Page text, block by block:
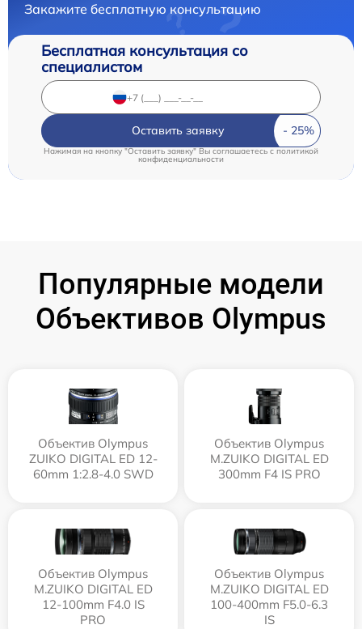
Закажите бесплатную консультацию
Бесплатная консультация со
специалистом
Оставить заявку
Нажимая на кнопку "Оставить заявку" Вы соглашаетесь c политикой
конфиденциальности
Популярные модели
Объективов Olympus
Объектив Olympus
ZUIKO DIGITAL ED 12-
60mm 1:2.8-4.0 SWD
Объектив Olympus
M.ZUIKO DIGITAL ED
300mm F4 IS PRO
Объектив Olympus
M.ZUIKO DIGITAL ED
12‑100mm F4.0 IS
PRO
Объектив Olympus
M.ZUIKO DIGITAL ED
100-400mm F5.0-6.3
IS